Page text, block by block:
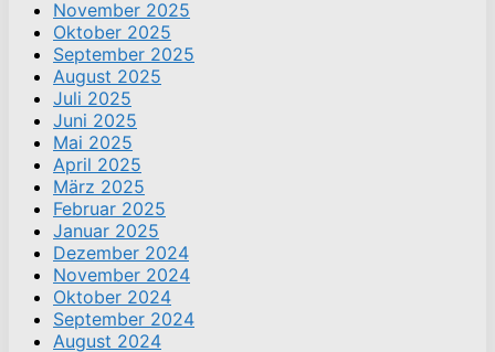
November 2025
Oktober 2025
September 2025
August 2025
Juli 2025
Juni 2025
Mai 2025
April 2025
März 2025
Februar 2025
Januar 2025
Dezember 2024
November 2024
Oktober 2024
September 2024
August 2024